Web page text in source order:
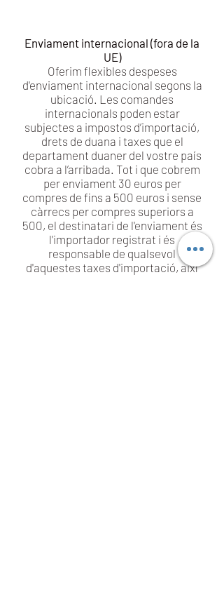
Enviament internacional (fora de la
UE)
Oferim flexibles despeses
d'enviament internacional segons la
ubicació. Les comandes
internacionals poden estar
subjectes a impostos d’importació,
drets de duana i taxes que el
departament duaner del vostre país
cobra a l’arribada. Tot i que cobrem
per enviament 30 euros per
compres de fins a 500 euros i sense
càrrecs per compres superiors a
500, el destinatari de l'enviament és
l'importador registrat i és
responsable de qualsevol
d'aquestes taxes d'importació, així